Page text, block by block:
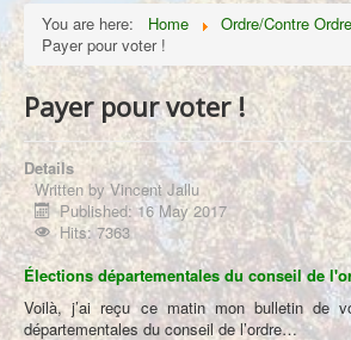
Ordre/Contre Ordre
Les Syndicats
Lantzelot
Divers
À propos
You are here: Home
Ordre/Contre Ordre
Payer pour voter !
Payer pour voter !
Details
Written byVincent Jallu
Published: 16 May 2017
Hits: 7363
Élections départementales du conseil de
Voilà, j’ai reçu ce matin mon bulletin de
départementales du conseil de l’ordre…